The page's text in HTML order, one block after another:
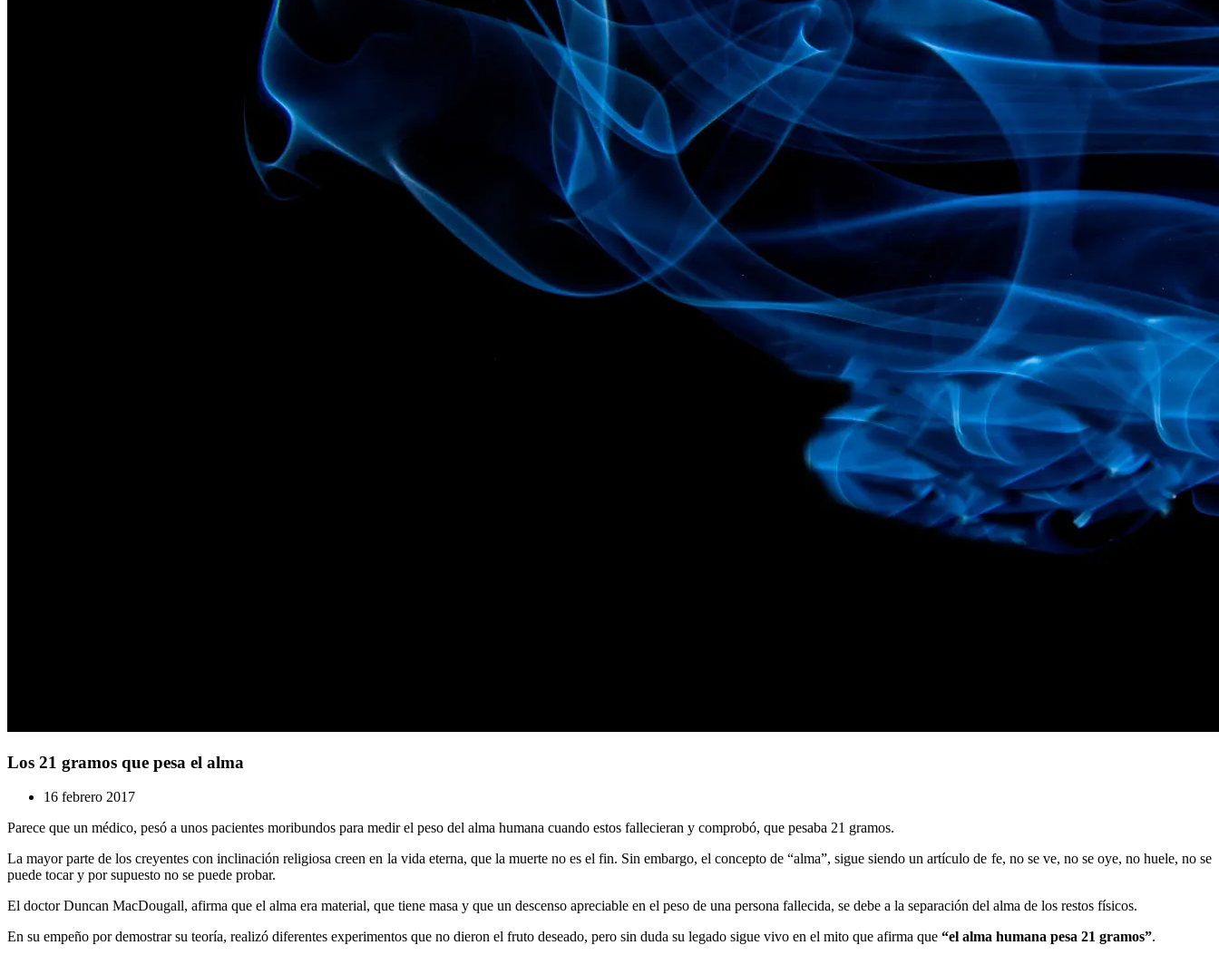
Los 21 gramos que pesa el alma
16 febrero 2017
Parece que un médico, pesó a unos pacientes moribundos para medir el peso del alma humana cuando estos fallecieran y comprobó, que pesaba 21 gramos.
La mayor parte de los creyentes con inclinación religiosa creen en la vida eterna, que la muerte no es el fin. Sin embargo, el concepto de “alma”, sigue siendo un artículo de fe, no se ve, no se oye, no huele, no se
puede tocar y por supuesto no se puede probar.
El doctor Duncan MacDougall, afirma que el alma era material, que tiene masa y que un descenso apreciable en el peso de una persona fallecida, se debe a la separación del alma de los restos físicos.
En su empeño por demostrar su teoría, realizó diferentes experimentos que no dieron el fruto deseado, pero sin duda su legado sigue vivo en el mito que afirma que “el alma humana pesa 21 gramos”.